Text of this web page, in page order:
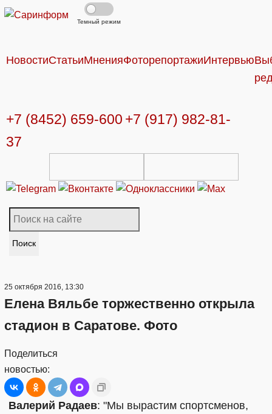
Темный режим
НовостиСтатьиМненияФоторепортажиИнтервью
+7 (8452) 659-600 +7 (917) 982-81-
37
Поиск
25 октября 2016, 13:30
Елена Вяльбе торжественно открыла
стадион в Саратове. Фото
Поделиться
новостью:
Валерий Радаев: "Мы вырастим спортсменов,